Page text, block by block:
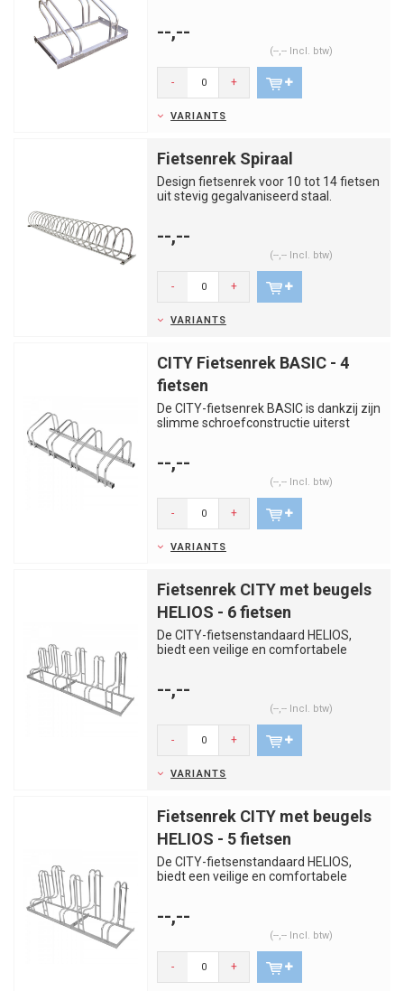
--,--
(--,-- Incl. btw)
- +
VARIANTS
Fietsenrek Spiraal
Design fietsenrek voor 10 tot 14 fietsen
uit stevig gegalvaniseerd staal.
--,--
(--,-- Incl. btw)
- +
VARIANTS
CITY Fietsenrek BASIC - 4
fietsen
De CITY-fietsenrek BASIC is dankzij zijn
slimme schroefconstructie uiterst
--,--
(--,-- Incl. btw)
- +
VARIANTS
Fietsenrek CITY met beugels
HELIOS - 6 fietsen
De CITY-fietsenstandaard HELIOS,
biedt een veilige en comfortabele
--,--
(--,-- Incl. btw)
- +
VARIANTS
Fietsenrek CITY met beugels
HELIOS - 5 fietsen
De CITY-fietsenstandaard HELIOS,
biedt een veilige en comfortabele
--,--
(--,-- Incl. btw)
- +